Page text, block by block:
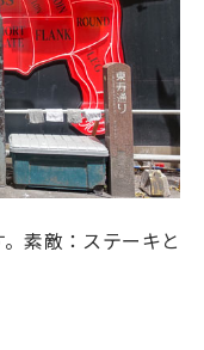
素敵：ステーキと